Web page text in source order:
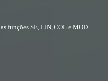
funções SE, LIN, COL e MOD